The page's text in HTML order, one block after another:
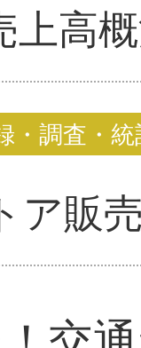
上高
・調査・
ア販